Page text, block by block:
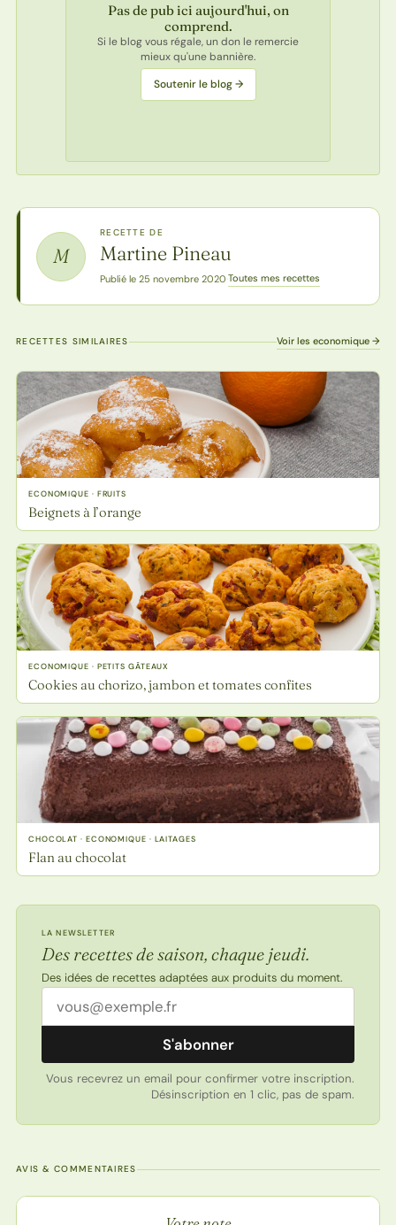
Pas de pub ici aujourd'hui, on
comprend.
Si le blog vous régale, un don le remercie
mieux qu'une bannière.
Soutenir le blog →
M
RECETTE DE
Martine Pineau
Publié le 25 novembre 2020·Toutes mes recettes
RECETTES SIMILAIRES Voir les economique →
ECONOMIQUE · FRUITS
Beignets à l’orange
ECONOMIQUE · PETITS GÂTEAUX
Cookies au chorizo, jambon et tomates confites
CHOCOLAT · ECONOMIQUE · LAITAGES
Flan au chocolat
LA NEWSLETTER
Des recettes de saison, chaque jeudi.
Des idées de recettes adaptées aux produits du moment.
Adresse email
S'abonner
Vous recevrez un email pour confirmer votre inscription.
Désinscription en 1 clic, pas de spam.
AVIS & COMMENTAIRES
Note de la recette